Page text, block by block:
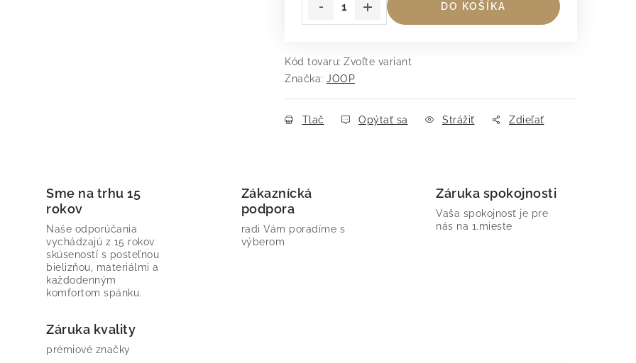
DO KOŠÍKA
Kód tovaru: Zvoľte variant
Značka: JOOP
Tlač Opýtať sa Strážiť Zdieľať
Sme na trhu 15
rokov
Naše odporúčania
vychádzajú z 15 rokov
skúseností s posteľnou
bielizňou, materiálmi a
každodenným
komfortom spánku.
Zákaznícká
podpora
radi Vám poradíme s
výberom
Záruka spokojnosti
Vaša spokojnosť je pre
nás na 1.mieste
Záruka kvality
prémiové značky